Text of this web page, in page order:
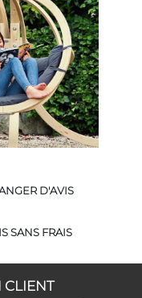
D'AVIS
SANS FRAIS
CLIENT